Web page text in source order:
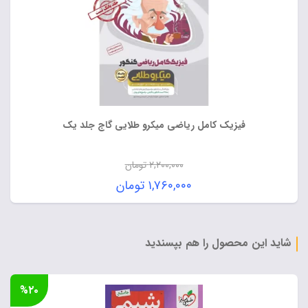
فیزیک کامل ریاضی میکرو طلایی گاج جلد یک
۲,۲۰۰,۰۰۰تومان
قیمت
اصلی:
بود.
۱,۷۶۰,۰۰۰ تومان
قیمت
۱,۷۶۰,۰۰۰ تومان.شاید این محصول را هم بپسندید
%۲۰